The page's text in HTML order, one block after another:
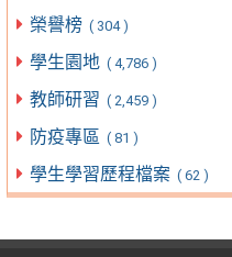
榮譽榜 ( 304 )
學生園地 ( 4,786 )
教師研習 ( 2,459 )
防疫專區 ( 81 )
學生學習歷程檔案 ( 62 )